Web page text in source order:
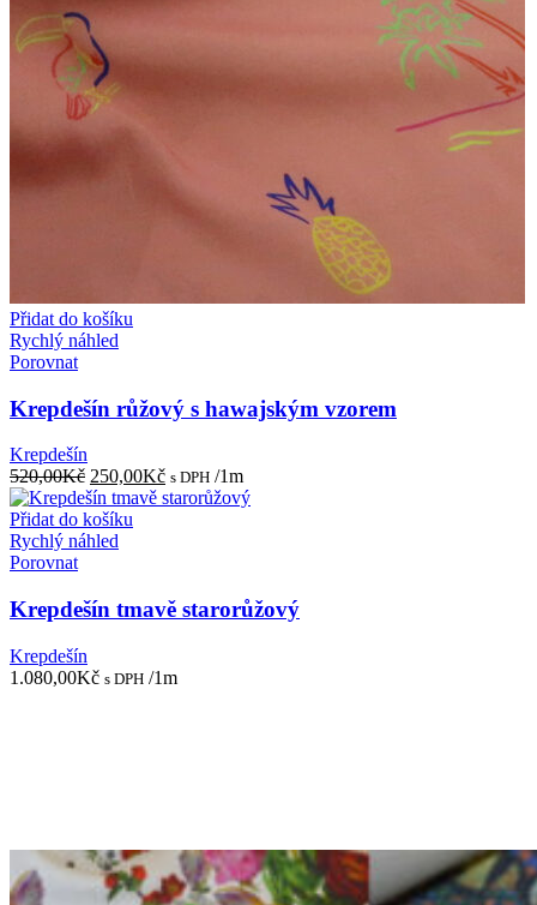
Přidat do košíku
Rychlý náhled
Porovnat
Krepdešín růžový s hawajským vzorem
Krepdešín
520,00Kč Původní
cena
byla:
520,00Kč.
250,00KčAktuální
cena
s DPH /1m
Přidat do košíku
Rychlý náhled
Porovnat
Krepdešín tmavě starorůžový
Krepdešín
1.080,00Kč s DPH /1m